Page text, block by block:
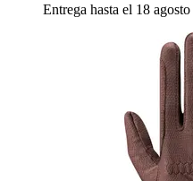
Entrega hasta el 18 agosto